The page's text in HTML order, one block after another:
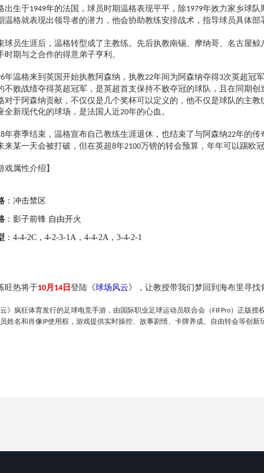
出生于1949年的法国，球员时期温格表现平平，除1979年效力家乡球队
温格就表现出领导者的潜力，他会协助教练安排战术，指导球员具体
球员生涯后，温格转型成了主教练。先后执教南锡、摩纳哥、名古屋鲸
时期与之合作的得意弟子亨利。
年温格来到英国开始执教阿森纳，执教22年间为阿森纳夺得3次英超冠
不败战绩夺得英超冠军，是英超首支保持不败夺冠的球队，且在同期创
对于阿森纳贡献，不仅仅是几个奖杯可以定义的，他不仅是球队的主
全新现代化的球场，是法国人近20年的心血。
年赛季结束，温格宣布自己教练生涯退休，也结束了与阿森纳22年的传
来某一天会被打破，但在英超8年2100万镑的转会预算，年年可以踢欧
戏属性介绍】
： 冲击禁区
： 影子前锋 自由开火
： 4-4-2C ， 4-2-3-1A，4-4-2A ， 3-4-2-1
旺热将于10月 14 日 登陆《球场风云》，让教授带我们梦回到海布里寻找
》疯狂体育发行的足球电竞手游，由国际职业足球运动员联合会（ FIFPro）正版授
姓名和肖像 IP使用权，游戏提供实时操控、故事剧情、卡牌养成、自由转会等创新